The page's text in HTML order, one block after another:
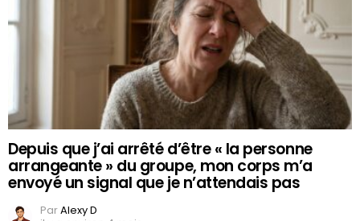
Depuis que j’ai arrêté d’être « la personne
arrangeante » du groupe, mon corps m’a
envoyé un signal que je n’attendais pas
ParAlexy D